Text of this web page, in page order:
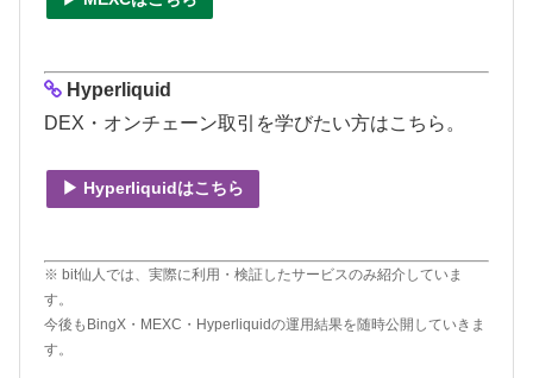
Hyperliquid
DEX・オンチェーン取引を学びたい方はこちら。
▶ Hyperliquidはこちら
※ bit仙人では、実際に利用・検証したサービスのみ紹介していま
す。
今後もBingX・MEXC・Hyperliquidの運用結果を随時公開していきま
す。